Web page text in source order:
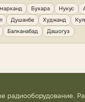
Бухара Нукус
Душанбе Худжанд
Балканабад Дашогуз
радиооборудование.